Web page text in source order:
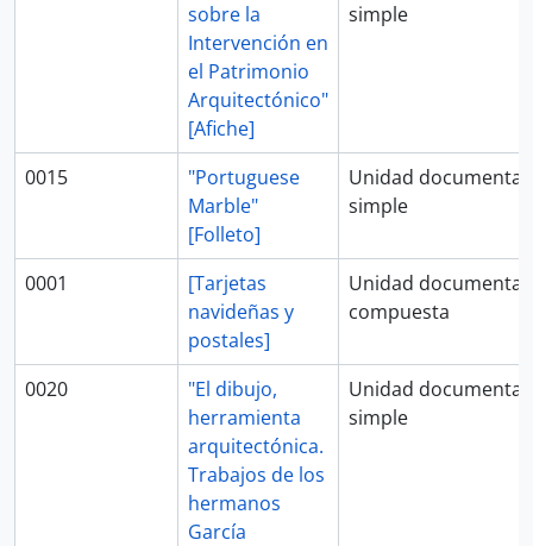
sobre la
Intervención en
el Patrimonio
Arquitectónico"
[Afiche]
simple
0015
"Portuguese
Marble"
[Folleto]
Unidad documental
simple
0001
[Tarjetas
navideñas y
postales]
Unidad documental
compuesta
0020
"El dibujo,
herramienta
arquitectónica.
Trabajos de los
hermanos
García
Unidad documental
simple